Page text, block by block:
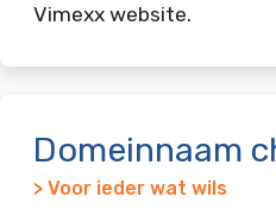
Vimexx website.
Domeinnaam
> Voor ieder wat wils